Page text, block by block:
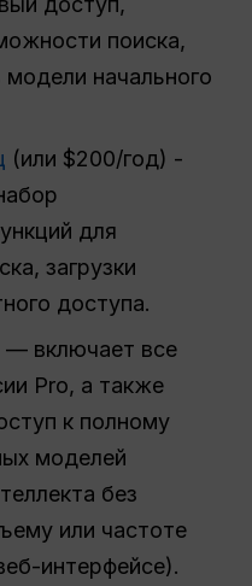
поиска,
начального
(или $200/год) -
для
загрузки
доступа.
включает все
Pro, а также
к полному
моделей
без
или частоте
интерфейсе).